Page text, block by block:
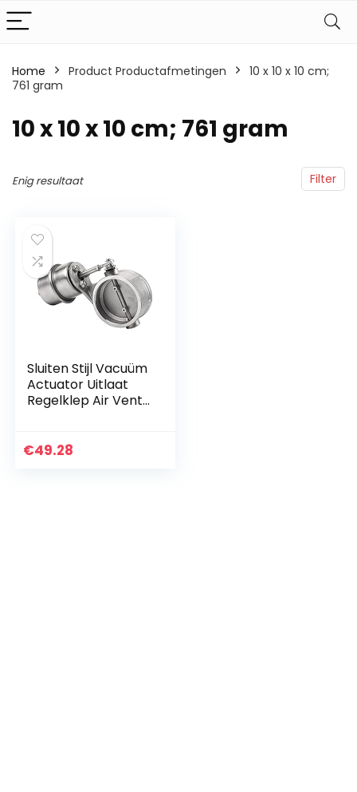
Home Product Productafmetingen
‎10 x 10 x 10 cm;
761 gram
‎10 x 10 x 10 cm; 761 gram
Filter
Enig resultaat
Sluiten Stijl Vacuüm
Actuator Uitlaat
Regelklep Air Vent
Onderdelen
€49.28